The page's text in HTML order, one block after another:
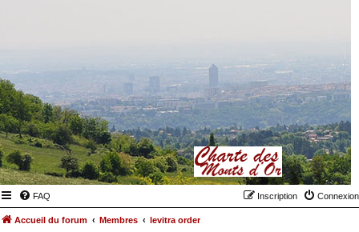
FAQ Connexion
Inscription
Accueil du forum Membres levitra order